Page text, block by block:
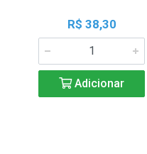
R$ 38,30
Adicionar